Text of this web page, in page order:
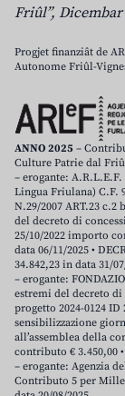
Friûl”, Dicembar
Progjet finanziât de
Autonome Friûl-
ANNO 2025 –
Culture Patrie dal
– erogante:
Lingua Friulana) C.F.
N.29/2007 ART.23 c.2
del decreto di
25/10/2022 importo
data 06/11/2025 •
34.842,23 in data 31/
– erogante:
estremi del decreto di
progetto 2024-0124 ID
sensibilizzazione
all’assemblea della
contributo € 3.450,00
– erogante: Agenzia
Contributo 5 per Mille